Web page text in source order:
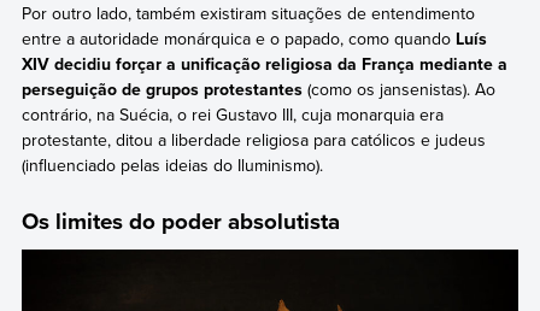
Por outro lado, também existiram situações de entendimento
entre a autoridade monárquica e o papado, como quando Luís
XIV decidiu forçar a unificação religiosa da França mediante a
perseguição de grupos protestantes (como os jansenistas). Ao
contrário, na Suécia, o rei Gustavo III, cuja monarquia era
protestante, ditou a liberdade religiosa para católicos e judeus
(influenciado pelas ideias do Iluminismo).
Os limites do poder absolutista